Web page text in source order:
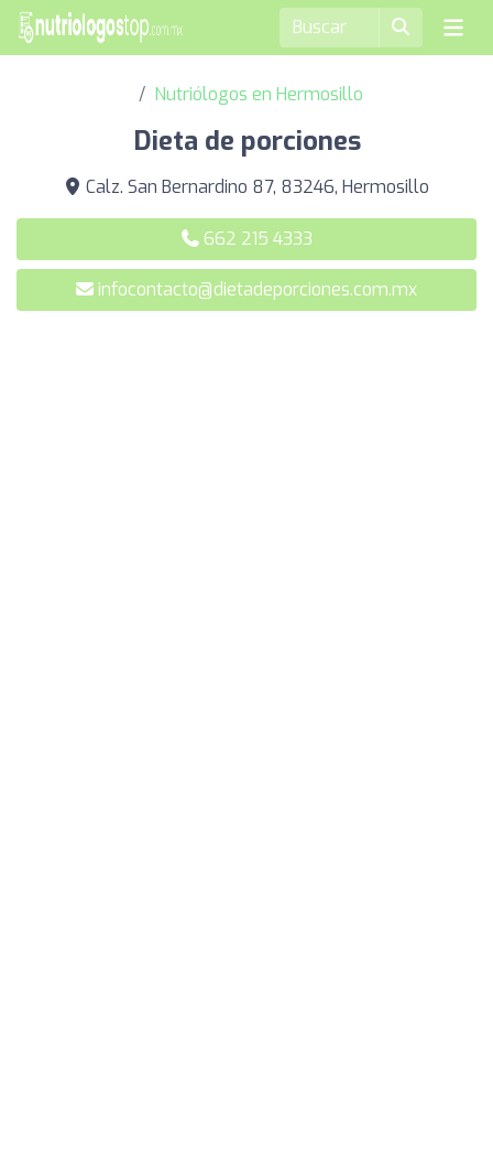
Nutriólogos en Hermosillo
Dieta de porciones
Calz. San Bernardino 87, 83246, Hermosillo
662 215 4333
infocontacto@dietadeporciones.com.mx